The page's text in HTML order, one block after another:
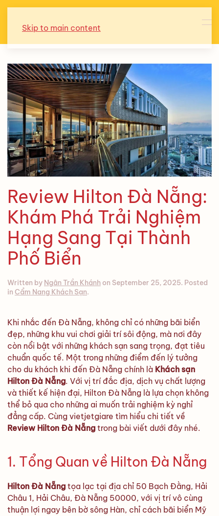
Skip to main content
Review Hilton Đà Nẵng:
Khám Phá Trải Nghiệm
Hạng Sang Tại Thành
Phố Biển
Written by Ngân Trần Khánh on September 25, 2025. Posted
in Cẩm Nang Khách Sạn.
Khi nhắc đến Đà Nẵng, không chỉ có những bãi biển
đẹp, những khu vui chơi giải trí sôi động, mà nơi đây
còn nổi bật với những khách sạn sang trọng, đạt tiêu
chuẩn quốc tế. Một trong những điểm đến lý tưởng
cho du khách khi đến Đà Nẵng chính là Khách sạn
Hilton Đà Nẵng. Với vị trí đắc địa, dịch vụ chất lượng
và thiết kế hiện đại, Hilton Đà Nẵng là lựa chọn không
thể bỏ qua cho những ai muốn trải nghiệm kỳ nghỉ
đẳng cấp. Cùng vietjetgiare tìm hiểu chi tiết về
Review Hilton Đà Nẵng trong bài viết dưới đây nhé.
1. Tổng Quan về Hilton Đà Nẵng
Hilton Đà Nẵng tọa lạc tại địa chỉ 50 Bạch Đằng, Hải
Châu 1, Hải Châu, Đà Nẵng 50000, với vị trí vô cùng
thuận lợi ngay bên bờ sông Hàn, chỉ cách bãi biển Mỹ